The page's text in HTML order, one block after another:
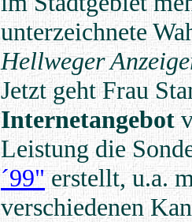
unterzeichnete
Hellweger
Jetzt geht Frau
Internetangebot
Leistung die
´99"erstellt, u.a.
verschiedenen